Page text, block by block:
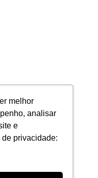
melhor
analisar
e
privacidade: